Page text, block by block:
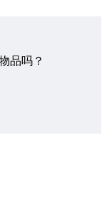
品吗？